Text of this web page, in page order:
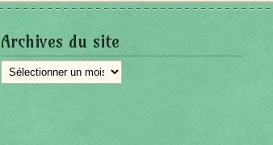
Archives du site
Archives
du